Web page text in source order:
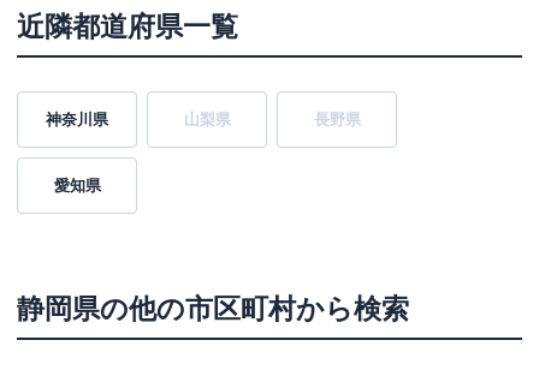
近隣都道府県一覧
神奈川県 山梨県 長野県
愛知県
静岡県の他の市区町村から検索